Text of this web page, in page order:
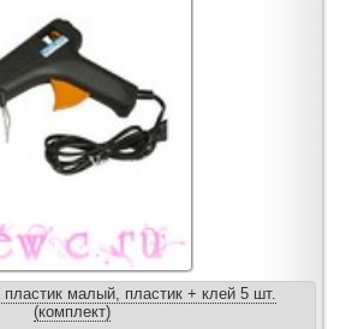
пластик малый, пластик + клей 5 шт.
(комплект)